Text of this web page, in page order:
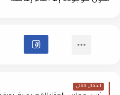
المقال التالي